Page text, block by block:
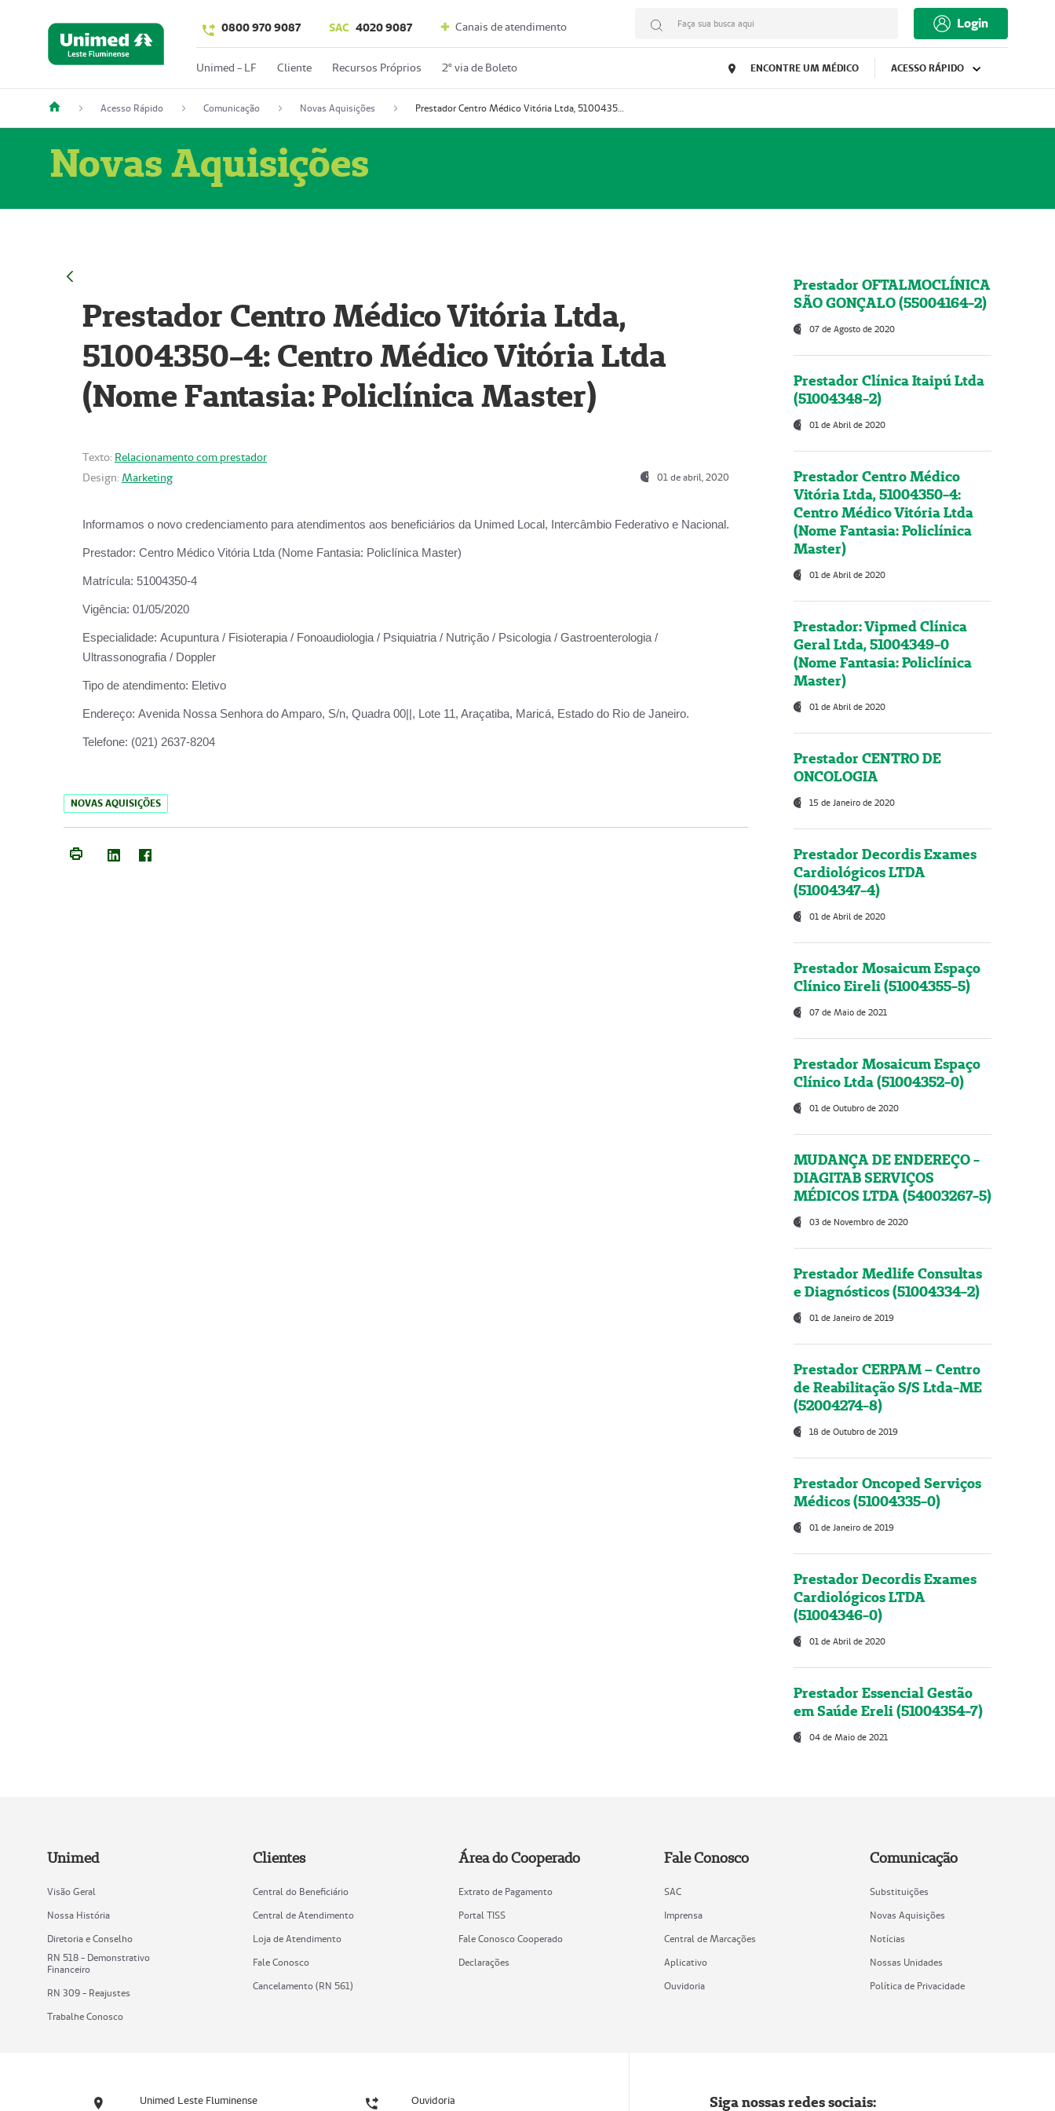
0800 970 9087 SAC 4020 9087 Canais de atendimento Faça sua busca aqui Login
Unimed - LF Cliente Recursos Próprios 2º via de Boleto ENCONTRE UM MÉDICO ACESSO RÁPIDO
Acesso Rápido Comunicação Novas Aquisições Prestador Centro Médico Vitória Ltda, 51004350-4: Centro Médico Vitória Ltda (Nome Fantasia: Policlínica Master)
Novas Aquisições
Prestador Centro Médico Vitória Ltda,
51004350-4: Centro Médico Vitória Ltda
(Nome Fantasia: Policlínica Master)
Texto: Relacionamento com prestador
Design: Marketing 01 de abril, 2020
Informamos o novo credenciamento para atendimentos aos beneficiários da Unimed Local, Intercâmbio Federativo e Nacional.
Prestador: Centro Médico Vitória Ltda (Nome Fantasia: Policlínica Master)
Matrícula: 51004350-4
Vigência: 01/05/2020
Especialidade: Acupuntura / Fisioterapia / Fonoaudiologia / Psiquiatria / Nutrição / Psicologia / Gastroenterologia /
Ultrassonografia / Doppler
Tipo de atendimento: Eletivo
Endereço: Avenida Nossa Senhora do Amparo, S/n, Quadra 00||, Lote 11, Araçatiba, Maricá, Estado do Rio de Janeiro.
Telefone: (021) 2637-8204
NOVAS AQUISIÇÕES
Prestador OFTALMOCLÍNICA
SÃO GONÇALO (55004164-2)
07 de Agosto de 2020
Prestador Clínica Itaipú Ltda
(51004348-2)
01 de Abril de 2020
Prestador Centro Médico
Vitória Ltda, 51004350-4:
Centro Médico Vitória Ltda
(Nome Fantasia: Policlínica
Master)
01 de Abril de 2020
Prestador: Vipmed Clínica
Geral Ltda, 51004349-0
(Nome Fantasia: Policlínica
Master)
01 de Abril de 2020
Prestador CENTRO DE
ONCOLOGIA
15 de Janeiro de 2020
Prestador Decordis Exames
Cardiológicos LTDA
(51004347-4)
01 de Abril de 2020
Prestador Mosaicum Espaço
Clínico Eireli (51004355-5)
07 de Maio de 2021
Prestador Mosaicum Espaço
Clínico Ltda (51004352-0)
01 de Outubro de 2020
MUDANÇA DE ENDEREÇO -
DIAGITAB SERVIÇOS
MÉDICOS LTDA (54003267-5)
03 de Novembro de 2020
Prestador Medlife Consultas
e Diagnósticos (51004334-2)
01 de Janeiro de 2019
Prestador CERPAM – Centro
de Reabilitação S/S Ltda-ME
(52004274-8)
18 de Outubro de 2019
Prestador Oncoped Serviços
Médicos (51004335-0)
01 de Janeiro de 2019
Prestador Decordis Exames
Cardiológicos LTDA
(51004346-0)
01 de Abril de 2020
Prestador Essencial Gestão
em Saúde Ereli (51004354-7)
04 de Maio de 2021
Unimed
Visão Geral
Nossa História
Diretoria e Conselho
RN 518 - Demonstrativo
Financeiro
RN 309 - Reajustes
Trabalhe Conosco
Clientes
Central do Beneficiário
Central de Atendimento
Loja de Atendimento
Fale Conosco
Cancelamento (RN 561)
Área do Cooperado
Extrato de Pagamento
Portal TISS
Fale Conosco Cooperado
Declarações
Fale Conosco
SAC
Imprensa
Central de Marcações
Aplicativo
Ouvidoria
Comunicação
Substituições
Novas Aquisições
Notícias
Nossas Unidades
Política de Privacidade
Unimed Leste Fluminense Ouvidoria Siga nossas redes sociais: